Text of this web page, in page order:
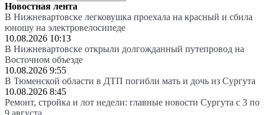
Новостная лента
В Нижневартовске легковушка проехала на красный и сбила
юношу на электровелосипеде
10.08.2026 10:13
В Нижневартовске открыли долгожданный путепровод на
Восточном объезде
10.08.2026 9:55
В Тюменской области в ДТП погибли мать и дочь из Сургута
10.08.2026 8:45
Ремонт, стройка и лот недели: главные новости Сургута с 3 по
9 августа